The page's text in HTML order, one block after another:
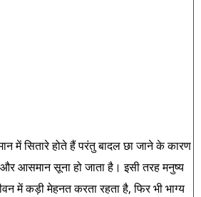
में सितारे होते हैं परंतु बादल छा जाने के कारण
आसमान सूना हो जाता है। इसी तरह मनुष्य
में कड़ी मेहनत करता रहता है, फिर भी भाग्य